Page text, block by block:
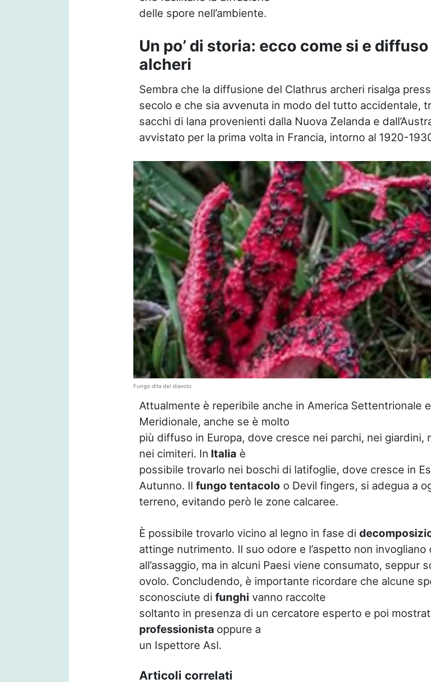
delle spore nell’ambiente.
Un po’ di storia: ecco come si e
alcheri
Sembra che la diffusione del Clathrus archeri risalga
secolo e che sia avvenuta in modo del tutto accidentale,
sacchi di lana provenienti dalla Nuova Zelanda e
avvistato per la prima volta in Francia, intorno al 1920-
Fungo dita del diavolo
Attualmente è reperibile anche in America Settentrionale
Meridionale, anche se è molto
più diffuso in Europa, dove cresce nei parchi, nei giardini,
nei cimiteri. In Italia è
possibile trovarlo nei boschi di latifoglie, dove cresce in
Autunno. Il fungo tentacolo o Devil fingers, si adegua a
terreno, evitando però le zone calcaree.
È possibile trovarlo vicino al legno in fase di
attinge nutrimento. Il suo odore e l’aspetto non invogliano
all’assaggio, ma in alcuni Paesi viene consumato, seppur
ovolo. Concludendo, è importante ricordare che alcune
sconosciute di funghi vanno raccolte
soltanto in presenza di un cercatore esperto e poi
professionista oppure a
un Ispettore Asl.
Articoli correlati